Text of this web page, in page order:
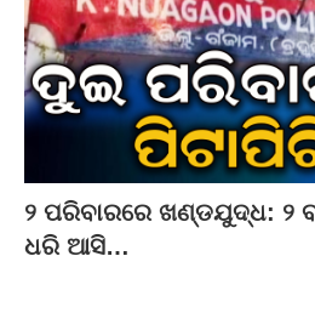
୨ ପରିବାରରେ ଖଣ୍ଡଯୁଦ୍ଧ: ୨
ଧରି ଆସି…